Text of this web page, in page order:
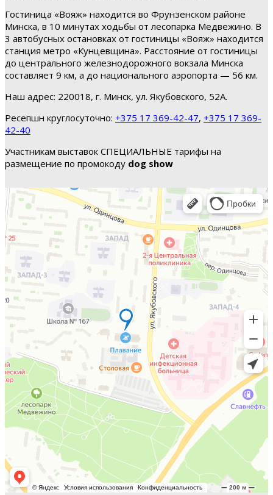
Гостиница «Вояж» находится во Фрунзенском районе
Минска, в 10 минутах ходьбы от лесопарка Медвежино. В
3 автобусных остановках от гостиницы «Вояж» находится
станция метро «Кунцевщина». Расстояние от гостиницы
до центрального железнодорожного вокзала Минска
составляет 9 км, а до национального аэропорта — 56 км.
Наш адрес: 220018, г. Минск, ул. Якубовского, 52А.
Ресепшн круглосуточно: +375 17 369-42-47, +375 17 369-
42-40
Участникам выставок СПЕЦИАЛЬНЫЕ тарифы на
размещение по промокоду dog show